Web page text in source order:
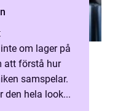
om lager på
att förstå hur
samspelar.
den hela look...